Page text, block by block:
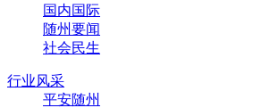
国内国际
随州要闻
社会民生
行业风采
平安随州